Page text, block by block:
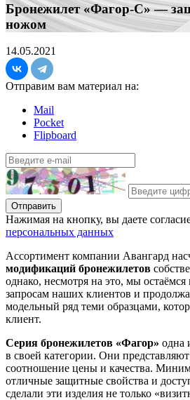
Бронежилет «Фагор-С» —
ножом
14.05.2021
Отправим вам материал на:
Mail
Pocket
Flipboard
Отправить
Нажимая на кнопку, вы даете
персональных данных
Ассортимент компании Авангард
модификаций бронежилетов
однако, несмотря на это, мы
запросам наших клиентов и
модельный ряд теми образцами,
клиент.
Серия бронежилетов «Фагор» одна
в своей категории. Они
соотношение цены и качества.
отличные защитные свойства и
сделали эти изделия не только